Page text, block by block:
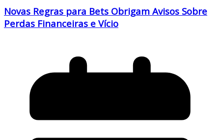
Novas Regras para Bets Obrigam Avisos Sobre
Perdas Financeiras e Vício